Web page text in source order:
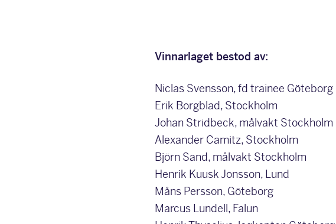
Vinnarlaget bestod av:
Niclas Svensson, fd trainee Göteborg
Erik Borgblad, Stockholm
Johan Stridbeck, målvakt Stockholm
Alexander Camitz, Stockholm
Björn Sand, målvakt Stockholm
Henrik Kuusk Jonsson, Lund
Måns Persson, Göteborg
Marcus Lundell, Falun